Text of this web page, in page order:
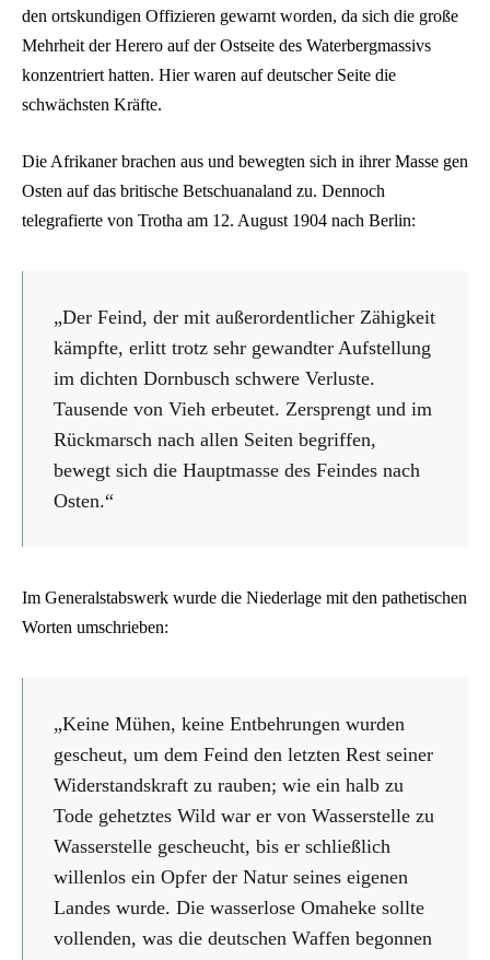
den ortskundigen Offizieren gewarnt worden, da sich die große
Mehrheit der Herero auf der Ostseite des Waterbergmassivs
konzentriert hatten. Hier waren auf deutscher Seite die
schwächsten Kräfte.
Die Afrikaner brachen aus und bewegten sich in ihrer Masse gen
Osten auf das britische Betschuanaland zu. Dennoch
telegrafierte von Trotha am 12. August 1904 nach Berlin:
„Der Feind, der mit außerordentlicher Zähigkeit
kämpfte, erlitt trotz sehr gewandter Aufstellung
im dichten Dornbusch schwere Verluste.
Tausende von Vieh erbeutet. Zersprengt und im
Rückmarsch nach allen Seiten begriffen,
bewegt sich die Hauptmasse des Feindes nach
Osten.“
Im Generalstabswerk wurde die Niederlage mit den pathetischen
Worten umschrieben:
„Keine Mühen, keine Entbehrungen wurden
gescheut, um dem Feind den letzten Rest seiner
Widerstandskraft zu rauben; wie ein halb zu
Tode gehetztes Wild war er von Wasserstelle zu
Wasserstelle gescheucht, bis er schließlich
willenlos ein Opfer der Natur seines eigenen
Landes wurde. Die wasserlose Omaheke sollte
vollenden, was die deutschen Waffen begonnen